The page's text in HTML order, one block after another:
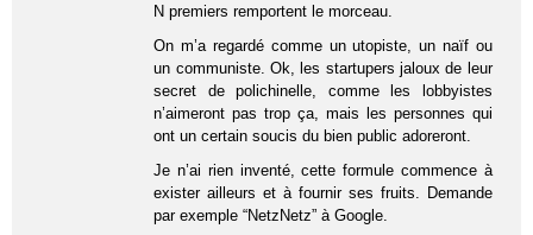
N premiers remportent le morceau.
On m’a regardé comme un utopiste, un naïf ou
un communiste. Ok, les startupers jaloux de leur
secret de polichinelle, comme les lobbyistes
n’aimeront pas trop ça, mais les personnes qui
ont un certain soucis du bien public adoreront.
Je n’ai rien inventé, cette formule commence à
exister ailleurs et à fournir ses fruits. Demande
par exemple “NetzNetz” à Google.